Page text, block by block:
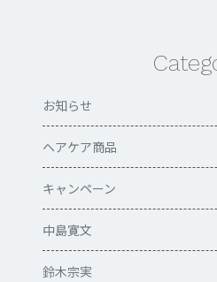
お知らせ
ヘアケア商品
キャンペーン
中島寛文
鈴木宗実